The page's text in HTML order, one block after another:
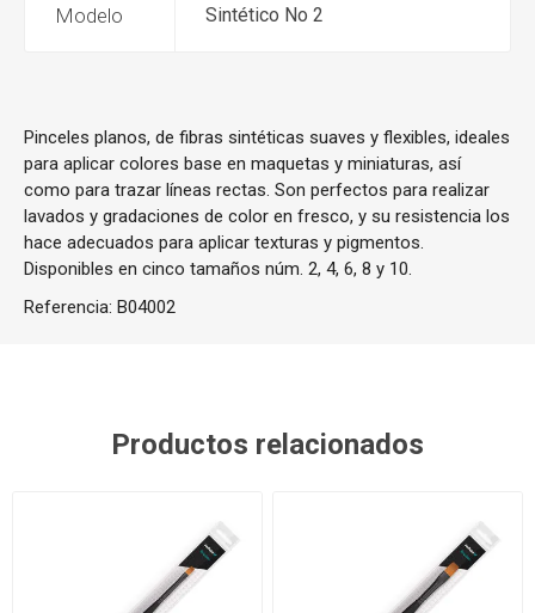
Modelo Sintético No 2
Pinceles planos, de fibras sintéticas suaves y flexibles, ideales
para aplicar colores base en maquetas y miniaturas, así
como para trazar líneas rectas. Son perfectos para realizar
lavados y gradaciones de color en fresco, y su resistencia los
hace adecuados para aplicar texturas y pigmentos.
Disponibles en cinco tamaños núm. 2, 4, 6, 8 y 10.
Referencia: B04002
Productos relacionados